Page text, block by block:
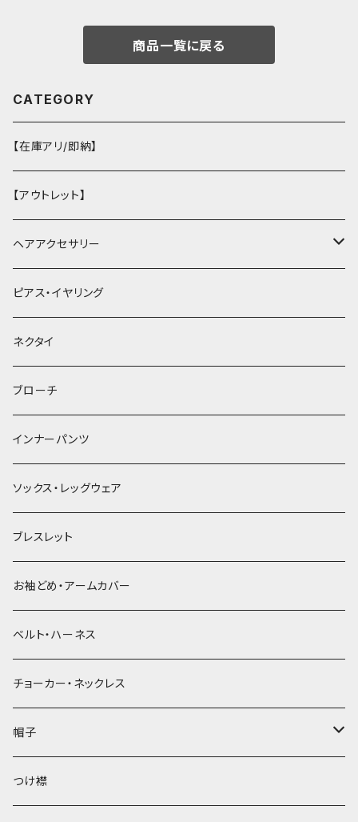
商品一覧に戻る
CATEGORY
【在庫アリ/即納】
【アウトレット】
ヘアアクセサリー
ヘアクリップ
ヘッドドレス・カチューシャ
ヘアゴム
簪
ピアス・イヤリング
ネクタイ
ブローチ
インナーパンツ
ソックス・レッグウェア
ブレスレット
お袖どめ・アームカバー
ベルト・ハーネス
チョーカー・ネックレス
帽子
ベレー帽
つけ襟